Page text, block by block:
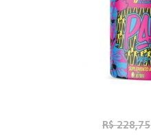
R$ 228,75